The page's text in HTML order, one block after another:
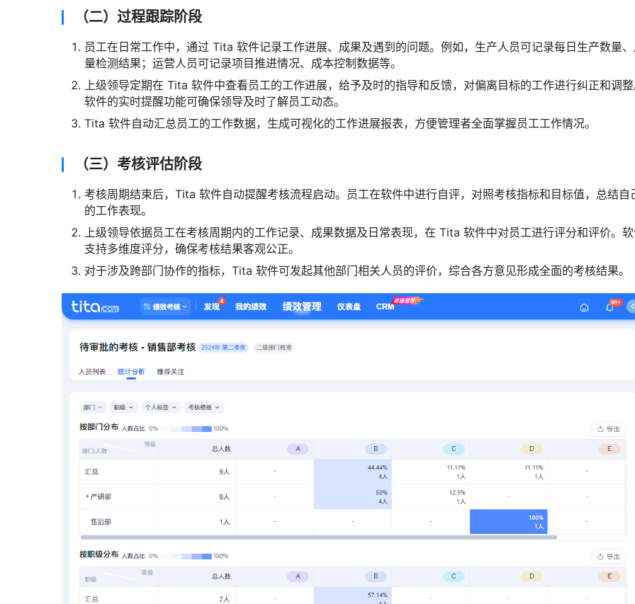
（二）过程跟踪阶段
员工在日常工作中，通过 Tita 软件记录工作进展、成果及遇到的问题。例如，生产人员可记录每日生产数量
量检测结果；运营人员可记录项目推进情况、成本控制数据等。
上级领导定期在 Tita 软件中查看员工的工作进展，给予及时的指导和反馈，对偏离目标的工作进行纠正和调
软件的实时提醒功能可确保领导及时了解员工动态。
Tita 软件自动汇总员工的工作数据，生成可视化的工作进展报表，方便管理者全面掌握员工工作情况。
（三）考核评估阶段
考核周期结束后，Tita 软件自动提醒考核流程启动。员工在软件中进行自评，对照考核指标和目标值，总结自
的工作表现。
上级领导依据员工在考核周期内的工作记录、成果数据及日常表现，在 Tita 软件中对员工进行评分和评价。
支持多维度评分，确保考核结果客观公正。
对于涉及跨部门协作的指标，Tita 软件可发起其他部门相关人员的评价，综合各方意见形成全面的考核结果。